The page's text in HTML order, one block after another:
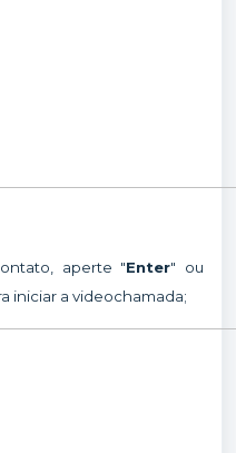
aperte "Enter" ou
iniciar a videochamada;